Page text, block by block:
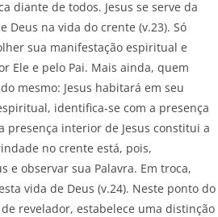
diante de todos. Jesus se serve da
Deus na vida do crente (v.23). Só
sua manifestação espiritual e
Ele e pelo Pai. Mais ainda, quem
mesmo: Jesus habitará em seu
identifica-se com a presença
presença interior de Jesus constitui a
no crente está, pois,
e observar sua Palavra. Em troca,
vida de Deus (v.24). Neste ponto do
revelador, estabelece uma distinção